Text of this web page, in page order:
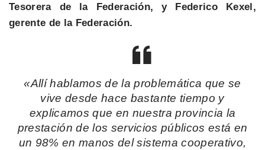
Tesorera de la Federación, y Federico Kexel,
gerente de la Federación.
«Allí hablamos de la problemática que se
vive desde hace bastante tiempo y
explicamos que en nuestra provincia la
prestación de los servicios públicos está en
un 98% en manos del sistema cooperativo,